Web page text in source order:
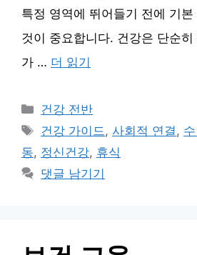
특정 영역에 뛰어들기 전에 기
것이 중요합니다. 건강은 단순
가 … 더 읽기
카
테
리
건강 전반
태
그
건강 가이드 ,사회적 연결 ,
동, 정신건강, 휴식
댓글 남기기